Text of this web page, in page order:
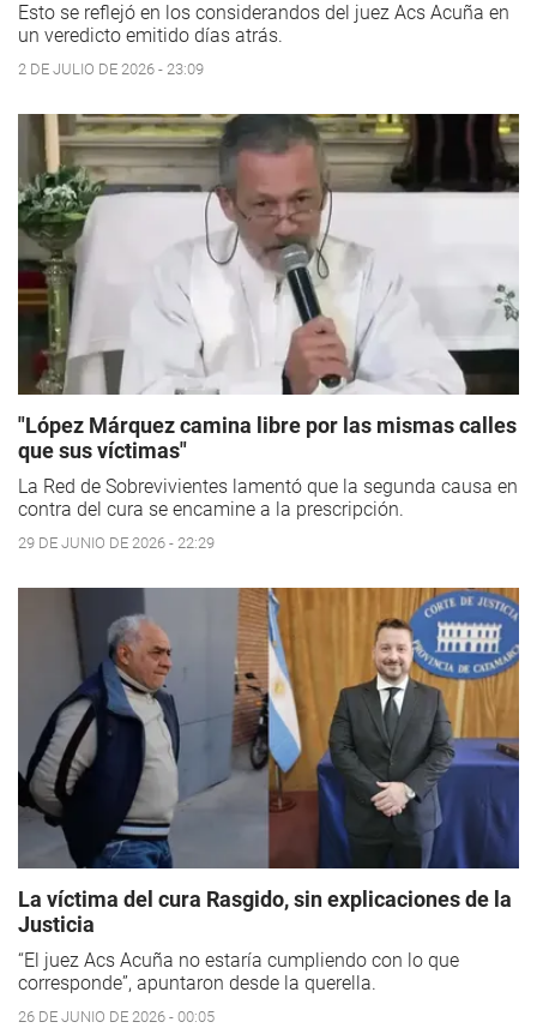
Esto se reflejó en los considerandos del juez Acs Acuña en
un veredicto emitido días atrás.
2 DE JULIO DE 2026 - 23:09
"López Márquez camina libre por las mismas calles
que sus víctimas"
La Red de Sobrevivientes lamentó que la segunda causa en
contra del cura se encamine a la prescripción.
29 DE JUNIO DE 2026 - 22:29
La víctima del cura Rasgido, sin explicaciones de la
Justicia
“El juez Acs Acuña no estaría cumpliendo con lo que
corresponde”, apuntaron desde la querella.
26 DE JUNIO DE 2026 - 00:05